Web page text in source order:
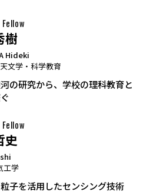
樹
Hideki
文学・科学教育
の研究から、学校の理科教育と
史
工学
子を活用したセンシング技術